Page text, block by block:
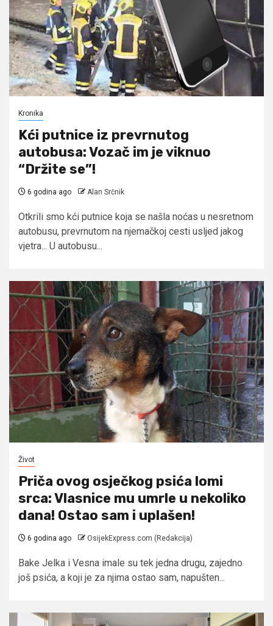
Kronika
Kći putnice iz prevrnutog
autobusa: Vozač im je viknuo
“Držite se”!
6 godina ago Alan Srčnik
Otkrili smo kći putnice koja se našla noćas u nesretnom
autobusu, prevrnutom na njemačkoj cesti usljed jakog
vjetra... U autobusu...
Život
Priča ovog osječkog psića lomi
srca: Vlasnice mu umrle u nekoliko
dana! Ostao sam i uplašen!
6 godina ago OsijekExpress.com (Redakcija)
Bake Jelka i Vesna imale su tek jedna drugu, zajedno
još psića, a koji je za njima ostao sam, napušten...